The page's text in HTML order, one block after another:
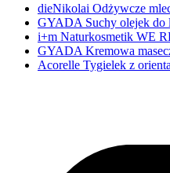
dieNikolai Odżywcze
GYADA Suchy olejek do
i+m Naturkosmetik WE
GYADA Kremowa
Acorelle Tygielek z